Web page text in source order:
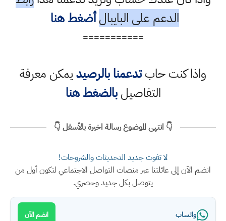
الدعم على البايبال أضغط هنا
===========
واذا كنت حابتدعمنا بالرصيديمكن معرفة
التفاصيلبالضغط هنا
👇 انتهى الموضوع رسالة اخيرة بالأسفل 👇
لا تفوت جديد التحديثات والشروحات!
انضم الآن إلى عائلتنا عبر منصات التواصل الاجتماعي لتكون أول من
يتوصل بكل جديد وحصري.
واتساب انضم الآن